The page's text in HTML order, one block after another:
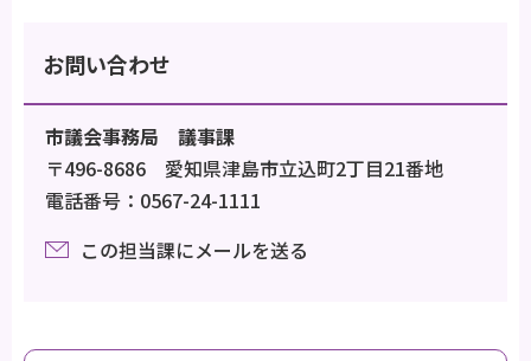
お問い合わせ
市議会事務局 議事課
〒496-8686 愛知県津島市立込町2丁目21番地
電話番号：0567-24-1111
この担当課にメールを送る